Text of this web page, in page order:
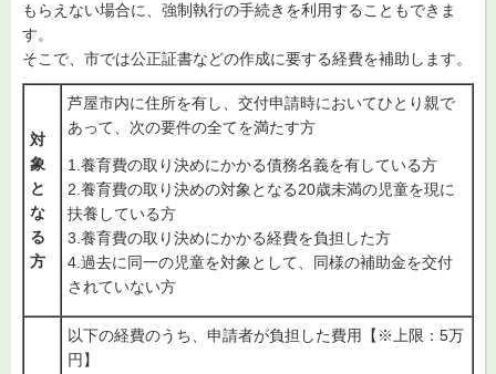
もらえない場合に、強制執行の手続きを利用することもできま
す。
そこで、市では公正証書などの作成に要する経費を補助します。
対
象
と
な
る
方
芦屋市内に住所を有し、交付申請時においてひとり親で
あって、次の要件の全てを満たす方
1.養育費の取り決めにかかる債務名義を有している方
2.養育費の取り決めの対象となる20歳未満の児童を現に
扶養している方
3.養育費の取り決めにかかる経費を負担した方
4.過去に同一の児童を対象として、同様の補助金を交付
されていない方
以下の経費のうち、申請者が負担した費用【※上限：5万
円】